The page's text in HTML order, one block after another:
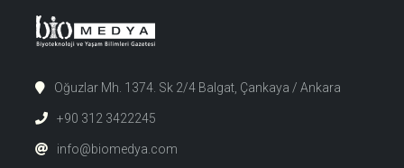
Oğuzlar Mh. 1374. Sk 2/4 Balgat, Çankaya / Ankara
+90 312 3422245
info@biomedya.com